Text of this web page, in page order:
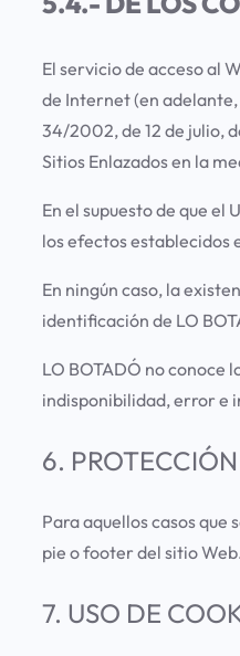
El servicio de acceso al
de Internet (en adelante,
34/2002, de 12 de julio,
Sitios Enlazados en la
En el supuesto de que
los efectos establecidos
En ningún caso, la
identificación de LO
LO BOTADÓ no conoce
indisponibilidad, error e
6.
Para aquellos casos
pie o footer del sitio Web.
7. USO DE